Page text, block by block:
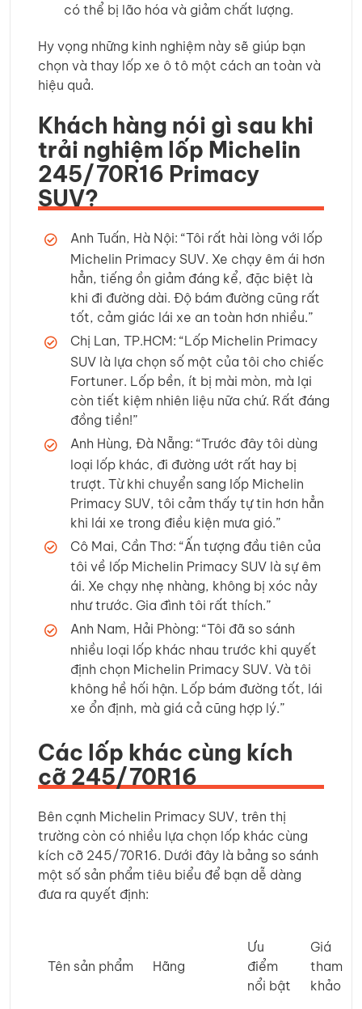
có thể bị lão hóa và giảm chất lượng.
Hy vọng những kinh nghiệm này sẽ giúp bạn
chọn và thay lốp xe ô tô một cách an toàn và
hiệu quả.
Khách hàng nói gì sau khi
trải nghiệm lốp Michelin
245/70R16 Primacy
SUV?
Anh Tuấn, Hà Nội: “Tôi rất hài lòng với lốp
Michelin Primacy SUV. Xe chạy êm ái hơn
hẳn, tiếng ồn giảm đáng kể, đặc biệt là
khi đi đường dài. Độ bám đường cũng rất
tốt, cảm giác lái xe an toàn hơn nhiều.”
Chị Lan, TP.HCM: “Lốp Michelin Primacy
SUV là lựa chọn số một của tôi cho chiếc
Fortuner. Lốp bền, ít bị mài mòn, mà lại
còn tiết kiệm nhiên liệu nữa chứ. Rất đáng
đồng tiền!”
Anh Hùng, Đà Nẵng: “Trước đây tôi dùng
loại lốp khác, đi đường ướt rất hay bị
trượt. Từ khi chuyển sang lốp Michelin
Primacy SUV, tôi cảm thấy tự tin hơn hẳn
khi lái xe trong điều kiện mưa gió.”
Cô Mai, Cần Thơ: “Ấn tượng đầu tiên của
tôi về lốp Michelin Primacy SUV là sự êm
ái. Xe chạy nhẹ nhàng, không bị xóc nảy
như trước. Gia đình tôi rất thích.”
Anh Nam, Hải Phòng: “Tôi đã so sánh
nhiều loại lốp khác nhau trước khi quyết
định chọn Michelin Primacy SUV. Và tôi
không hề hối hận. Lốp bám đường tốt, lái
xe ổn định, mà giá cả cũng hợp lý.”
Các lốp khác cùng kích
cỡ 245/70R16
Bên cạnh Michelin Primacy SUV, trên thị
trường còn có nhiều lựa chọn lốp khác cùng
kích cỡ 245/70R16. Dưới đây là bảng so sánh
một số sản phẩm tiêu biểu để bạn dễ dàng
đưa ra quyết định:
Tên sản phẩm Hãng
Ưu
điểm
nổi bật
Giá
tham
khảo